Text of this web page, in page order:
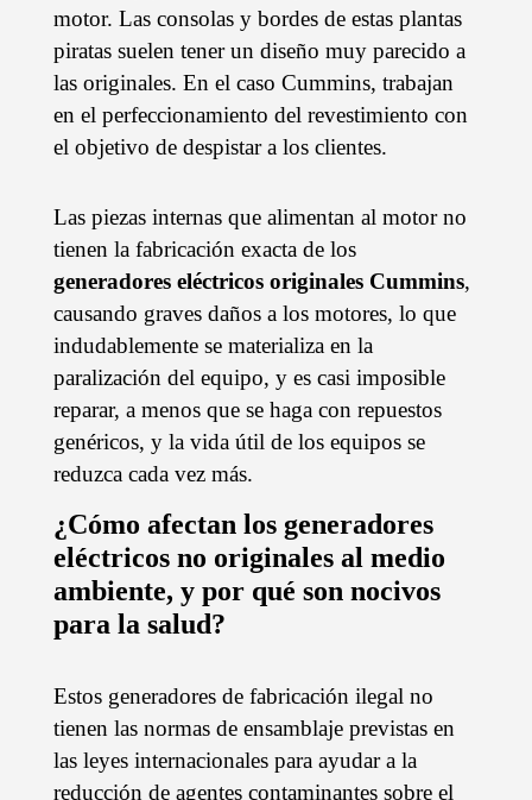
motor. Las consolas y bordes de estas plantas
piratas suelen tener un diseño muy parecido a
las originales. En el caso Cummins, trabajan
en el perfeccionamiento del revestimiento con
el objetivo de despistar a los clientes.
Las piezas internas que alimentan al motor no
tienen la fabricación exacta de los
generadores eléctricos originales Cummins,
causando graves daños a los motores, lo que
indudablemente se materializa en la
paralización del equipo, y es casi imposible
reparar, a menos que se haga con repuestos
genéricos, y la vida útil de los equipos se
reduzca cada vez más.
¿Cómo afectan los generadores
eléctricos no originales al medio
ambiente, y por qué son nocivos
para la salud?
Estos generadores de fabricación ilegal no
tienen las normas de ensamblaje previstas en
las leyes internacionales para ayudar a la
reducción de agentes contaminantes sobre el